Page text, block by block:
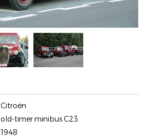
Citroën
old-timer minibus C23
1948